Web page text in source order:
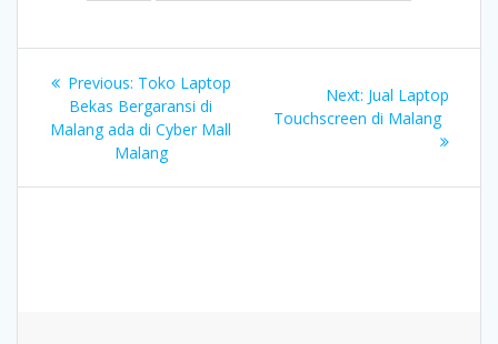
Post
navigation
Previous: Previous
post:
Toko Laptop
Bekas Bergaransi di
Malang ada di Cyber Mall
Malang
Next: Next
post:
Jual Laptop
Touchscreen di Malang